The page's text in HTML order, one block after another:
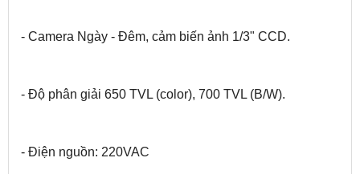
- Camera Ngày - Đêm, cảm biến ảnh 1/3" CCD.
- Độ phân giải 650 TVL (color), 700 TVL (B/W).
- Điện nguồn: 220VAC